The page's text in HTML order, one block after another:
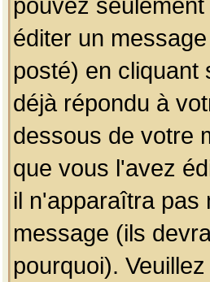
éditer un
posté) en cliquant
déjà répondu à
dessous de votre
que vous l'avez
il n'apparaîtra pas
message (ils
pourquoi).